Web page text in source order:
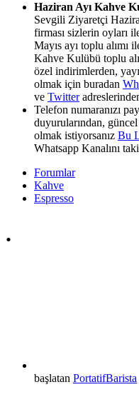
Haziran Ayı Kahve
Sevgili Ziyaretçi
firması sizlerin oyları
Mayıs ayı toplu
Kahve Kulübü toplu
özel indirimlerden,
olmak için buradan
ve Twitter
Telefon numaranızı
duyurularından,
olmak istiyorsanız Bu
Whatsapp Kanalını
Forumlar
Kahve
Espresso
.
başlatan PortatifBarista